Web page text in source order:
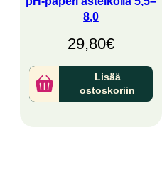
8,0
29,80€
Lisää
ostoskoriin